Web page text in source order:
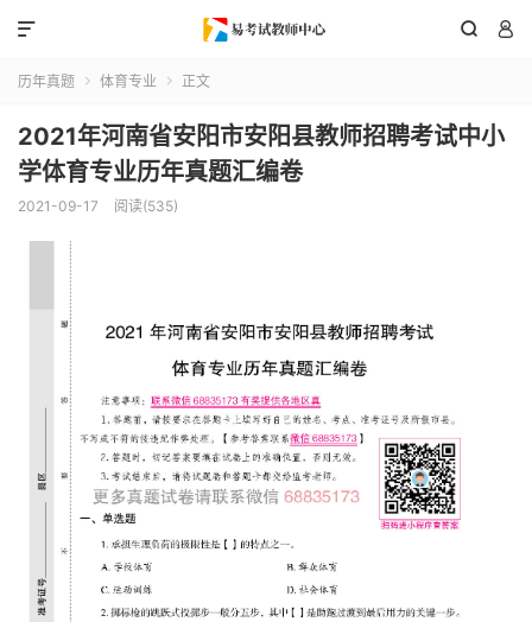
 

历年真题  体育专业  正文
2021年河南省安阳市安阳县教师招聘考试中小
学体育专业历年真题汇编卷
2021-09-17 阅读(535)